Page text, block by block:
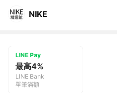
NIKE
LINE Pay
最高4%
LINE Bank
單筆滿額